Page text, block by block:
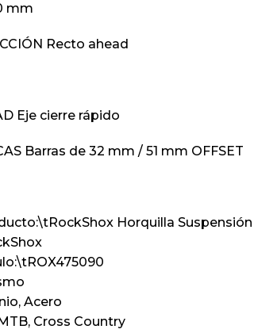
mm
Recto ahead
Eje cierre rápido
Barras de 32 mm / 51 mm OFFSET
Horquilla Suspensión
Acero
Cross Country